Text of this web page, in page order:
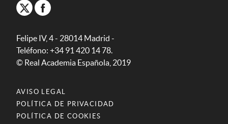
Felipe IV, 4 - 28014 Madrid -
Teléfono: +34 91 420 14 78.
© Real Academia Española, 2019
AVISO LEGAL
POLÍTICA DE PRIVACIDAD
POLÍTICA DE COOKIES